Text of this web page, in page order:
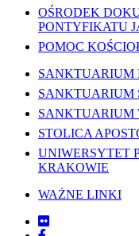
OŚRODEK
PONTYFIKATU
POMOC
SANKTUARIUM
SANKTUARIUM
SANKTUARIUM
STOLICA
UNIWERSYTET
KRAKOWIE
WAŻNE LINKI